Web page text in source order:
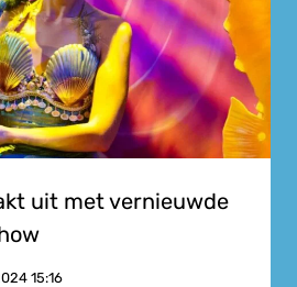
uit met vernieuwde
15:16